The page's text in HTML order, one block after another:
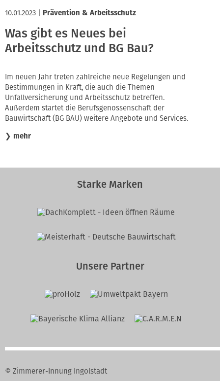
10.01.2023 Prävention & Arbeitsschutz
Was gibt es Neues bei
Arbeitsschutz und BG Bau?
Im neuen Jahr treten zahlreiche neue Regelungen und
Bestimmungen in Kraft, die auch die Themen
Unfallversicherung und Arbeitsschutz betreffen.
Außerdem startet die Berufsgenossenschaft der
Bauwirtschaft (BG BAU) weitere Angebote und Services.
❯ mehr
Starke Marken
Unsere Partner
© Zimmerer-Innung Ingolstadt